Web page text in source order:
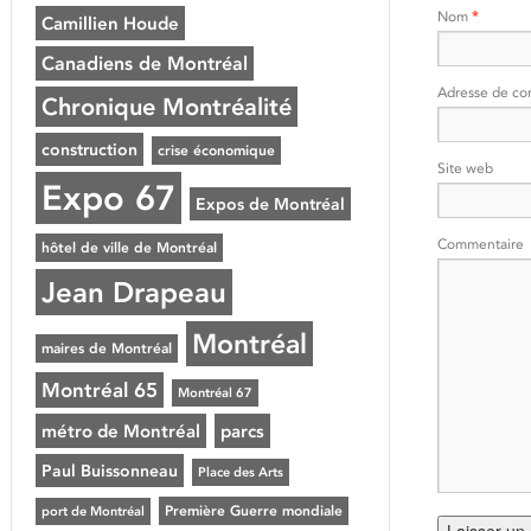
Nom *
Adresse de
Site web
Commentaire
Camillien Houde
Canadiens de Montréal
Chronique Montréalité
construction crise économique
Expo 67 Expos de Montréal
hôtel de ville de Montréal
Jean Drapeau
maires de Montréal Montréal
Montréal 65 Montréal 67
métro de Montréal parcs
Paul Buissonneau Place des Arts
port de Montréal Première Guerre mondiale